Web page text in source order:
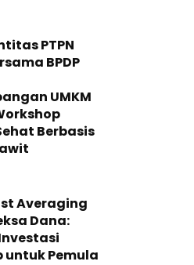
PTPN
BPDP
UMKM
Berbasis
Averaging
Dana:
untuk Pemula